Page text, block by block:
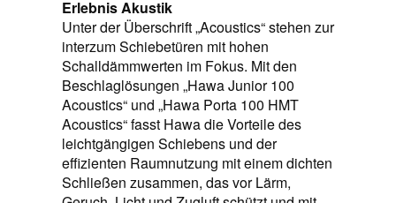
Erlebnis Akustik
Unter der Überschrift „Acoustics“ stehen zur
interzum Schiebetüren mit hohen
Schalldämmwerten im Fokus. Mit den
Beschlaglösungen „Hawa Junior 100
Acoustics“ und „Hawa Porta 100 HMT
Acoustics“ fasst Hawa die Vorteile des
leichtgängigen Schiebens und der
effizienten Raumnutzung mit einem dichten
Schließen zusammen, das vor Lärm,